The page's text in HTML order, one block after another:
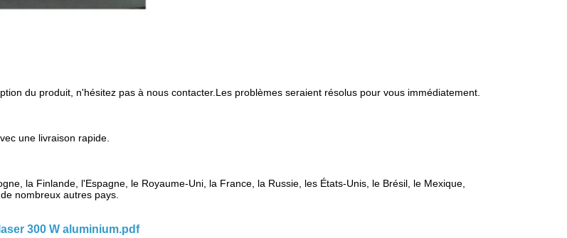
du produit, n'hésitez pas à nous contacter.Les problèmes seraient résolus pour vous immédiatement.
une livraison rapide.
la Finlande, l'Espagne, le Royaume-Uni, la France, la Russie, les États-Unis, le Brésil, le Mexique,
nombreux autres pays.
300 W aluminium.pdf